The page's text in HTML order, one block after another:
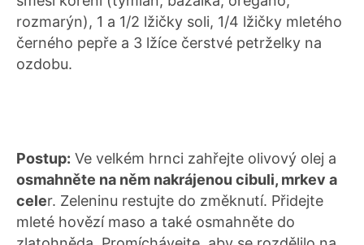
rozmarýn), 1 a 1/2 lžičky soli, 1/4 lžičky mletého
černého pepře a 3 lžíce čerstvé petrželky na
ozdobu.
Postup: Ve velkém hrnci zahřejte olivový olej a
osmahněte na něm nakrájenou cibuli, mrkev a
celer. Zeleninu restujte do změknutí. Přidejte
mleté hovězí maso a také osmahněte do